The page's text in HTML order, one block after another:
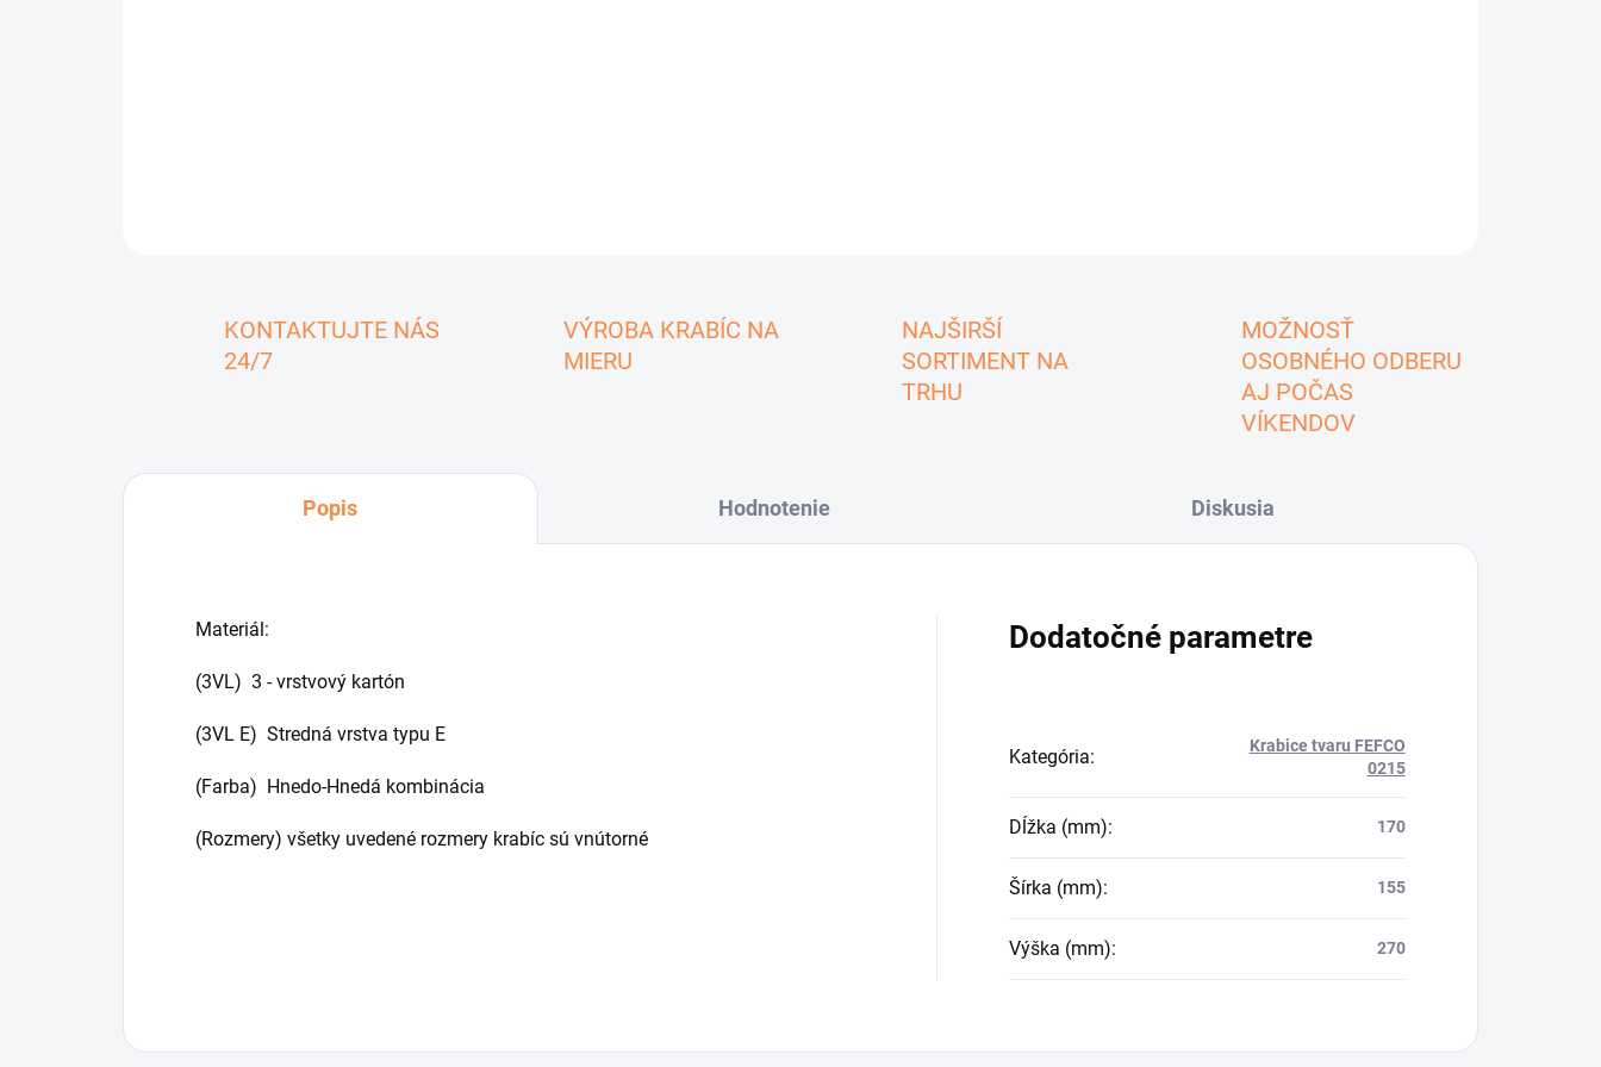
KONTAKTUJTE NÁS
24/7
VÝROBA KRABÍC NA
MIERU
NAJŠIRŠÍ
SORTIMENT NA
TRHU
MOŽNOSŤ
OSOBNÉHO ODBERU
AJ POČAS
VÍKENDOV
Popis Hodnotenie Diskusia
Materiál:
(3VL) 3 - vrstvový kartón
(3VL E) Stredná vrstva typu E
(Farba) Hnedo-Hnedá kombinácia
(Rozmery) všetky uvedené rozmery krabíc sú vnútorné
Dodatočné parametre
Kategória:
Krabice tvaru FEFCO
0215
Dĺžka (mm): 170
Šírka (mm): 155
Výška (mm): 270